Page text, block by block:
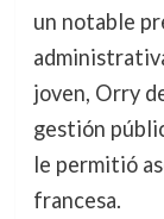
un notable
joven, Orry
gestión
le permitió
francesa.